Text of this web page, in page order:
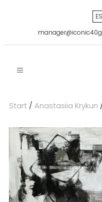
ES
Start / Anastasiia Krykun